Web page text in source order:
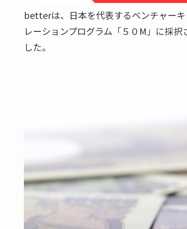
betterは、日本を代表するベンチャー
レーションプログラム「５０M」に採
した。